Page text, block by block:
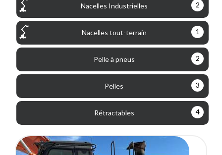
Nacelles Industrielles 2
Nacelles tout-terrain 1
Pelle à pneus 2
Pelles 3
Rétractables 4